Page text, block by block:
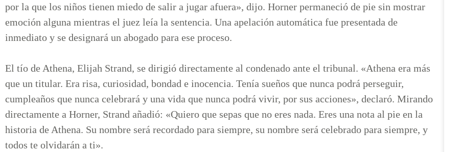
por la que los niños tienen miedo de salir a jugar afuera», dijo. Horner permaneció de pie sin mostrar
emoción alguna mientras el juez leía la sentencia. Una apelación automática fue presentada de
inmediato y se designará un abogado para ese proceso.
El tío de Athena, Elijah Strand, se dirigió directamente al condenado ante el tribunal. «Athena era más
que un titular. Era risa, curiosidad, bondad e inocencia. Tenía sueños que nunca podrá perseguir,
cumpleaños que nunca celebrará y una vida que nunca podrá vivir, por sus acciones», declaró. Mirando
directamente a Horner, Strand añadió: «Quiero que sepas que no eres nada. Eres una nota al pie en la
historia de Athena. Su nombre será recordado para siempre, su nombre será celebrado para siempre, y
todos te olvidarán a ti».